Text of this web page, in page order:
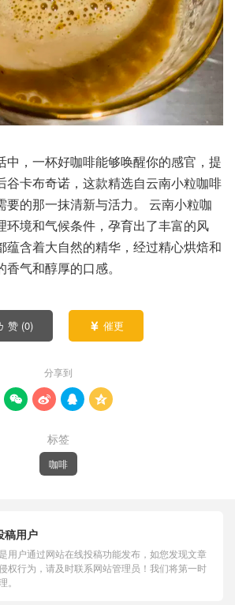
中，一杯好咖啡能够唤醒你的感官，提
谷卡布奇诺，这款精选自云南小粒咖啡
要的那一抹清新与活力。 云南小粒咖
环境和气候条件，孕育出了丰富的风
蕴含着大自然的精华，经过精心烘焙和
气和醇厚的口感。
赞 (0)  催更
分享到
   
标签
咖啡
稿用户
用户通过网站在线投稿功能发布，如您发现文章
权行为，请及时联系网站管理员！我们将第一时
。